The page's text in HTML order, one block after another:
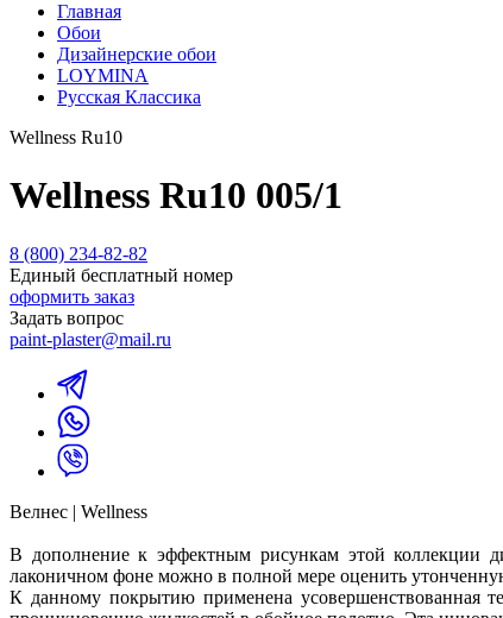
Главная
Обои
Дизайнерские обои
LOYMINA
Русская Классика
Wellness Ru10
Wellness Ru10 005/1
8 (800) 234-82-82
Единый бесплатный номер
оформить заказ
Задать вопрос
paint-plaster@mail.ru
Велнес | Wellness
В дополнение к эффектным рисункам этой коллекции
лаконичном фоне можно в полной мере оценить
К данному покрытию применена усовершенствованная